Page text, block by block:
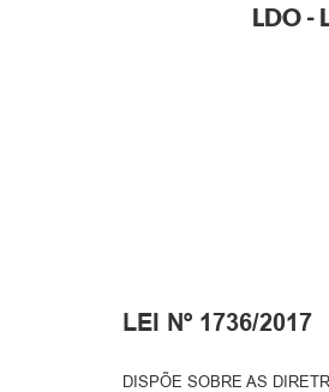
LDO -
LEI Nº 1736/2017
DISPÕE SOBRE AS